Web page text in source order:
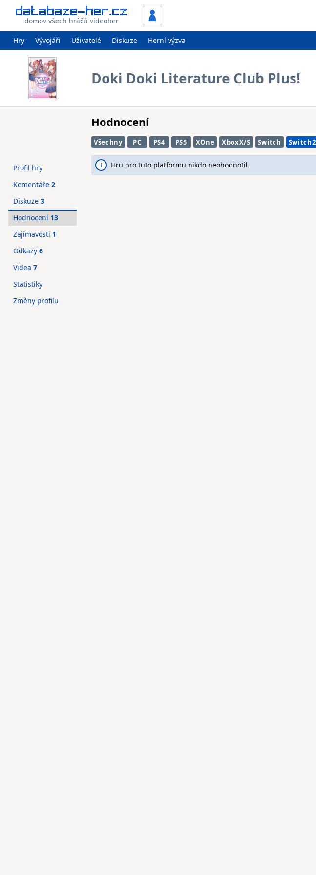
domov všech hráčů videoher
Hry Vývojáři Uživatelé Diskuze Herní výzva
Doki Doki Literature Club Plus!
Hodnocení
Všechny PC PS4 PS5 XOne XboxX/S Switch Switch2
Hru pro tuto platformu nikdo neohodnotil.
Profil hry
Komentáře 2
Diskuze 3
Hodnocení 13
Zajímavosti 1
Odkazy 6
Videa 7
Statistiky
Změny profilu